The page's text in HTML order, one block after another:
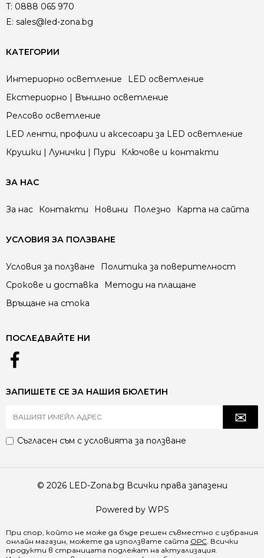
T: 0888 065 970
E: sales@led-zona.bg
КАТЕГОРИИ
Интериорно осветление
LED осветление
Екстериорно | Външно осветление
Релсово осветление
LED ленти, профили и аксесоари за LED осветление
Крушки | Лунички | Пури
Ключове и контакти
ЗА НАС
За нас Контакти Новини Полезно Карта на сайта
УСЛОВИЯ ЗА ПОЛЗВАНЕ
Условия за ползване
Политика за поверителност
Срокове и доставка
Методи на плащане
Връщане на стока
ПОСЛЕДВАЙТЕ НИ
ЗАПИШЕТЕ СЕ ЗА НАШИЯ БЮЛЕТИН
Съгласен съм с условията за ползване
© 2026 LED-Zona.bg Всички права запазени
Powered by WPS
При спор, който не може да бъде решен съвместно с избрания
онлайн магазин, можете да използвате сайта ОРС . Всички
продукти в страницата подлежат на актуализация.